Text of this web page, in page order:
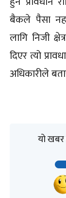
बैकले पैसा
लागि निजी
दिएर त्यो
अधिकारीले
यो